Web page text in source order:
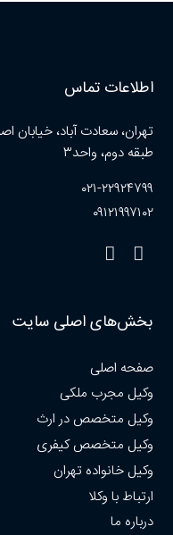
اطلاعات تماس
طبقه دوم، واحد۳
۰۲۱-۲۲۹۲۴۷۹۹
۰۹۱۲۱۹۹۷۱۰۲
بخش‌های اصلی سایت
صفحه اصلی
وکیل مجرب ملکی
وکیل متخصص در ارث
وکیل متخصص کیفری
وکیل خانواده تهران
ارتباط با وکلا
درباره ما